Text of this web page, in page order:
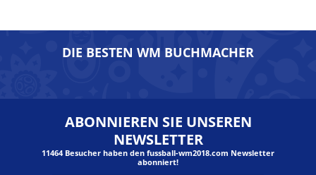
DIE BESTEN WM BUCHMACHER
ABONNIEREN SIE UNSEREN
NEWSLETTER
11464 Besucher haben den fussball-wm2018.com Newsletter
abonniert!